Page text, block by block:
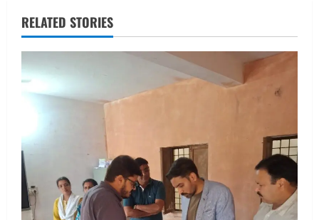
a
v
i
g
a
t
RELATED STORIES